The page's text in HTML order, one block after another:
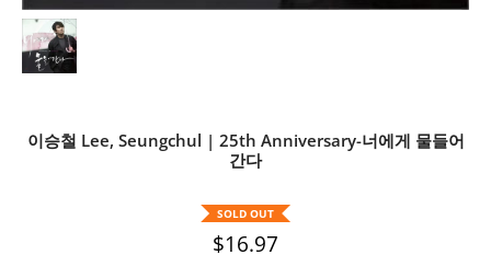
이승철 Lee, Seungchul | 25th Anniversary-너에게 물들어
간다
SOLD OUT
$16.97